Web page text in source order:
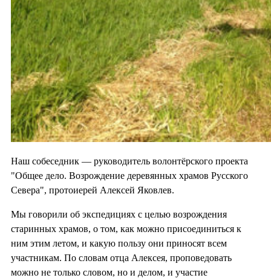
Наш собеседник — руководитель волонтёрского проекта
"Общее дело. Возрождение деревянных храмов Русского
Севера", протоиерей Алексей Яковлев.
Мы говорили об экспедициях с целью возрождения
старинных храмов, о том, как можно присоединиться к
ним этим летом, и какую пользу они приносят всем
участникам. По словам отца Алексея, проповедовать
можно не только словом, но и делом, и участие